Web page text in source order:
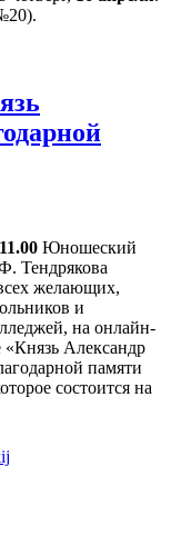
11.00 Юношеский
Тендрякова
желающих,
и
на онлайн-
«Князь Александр
памяти
состоится на